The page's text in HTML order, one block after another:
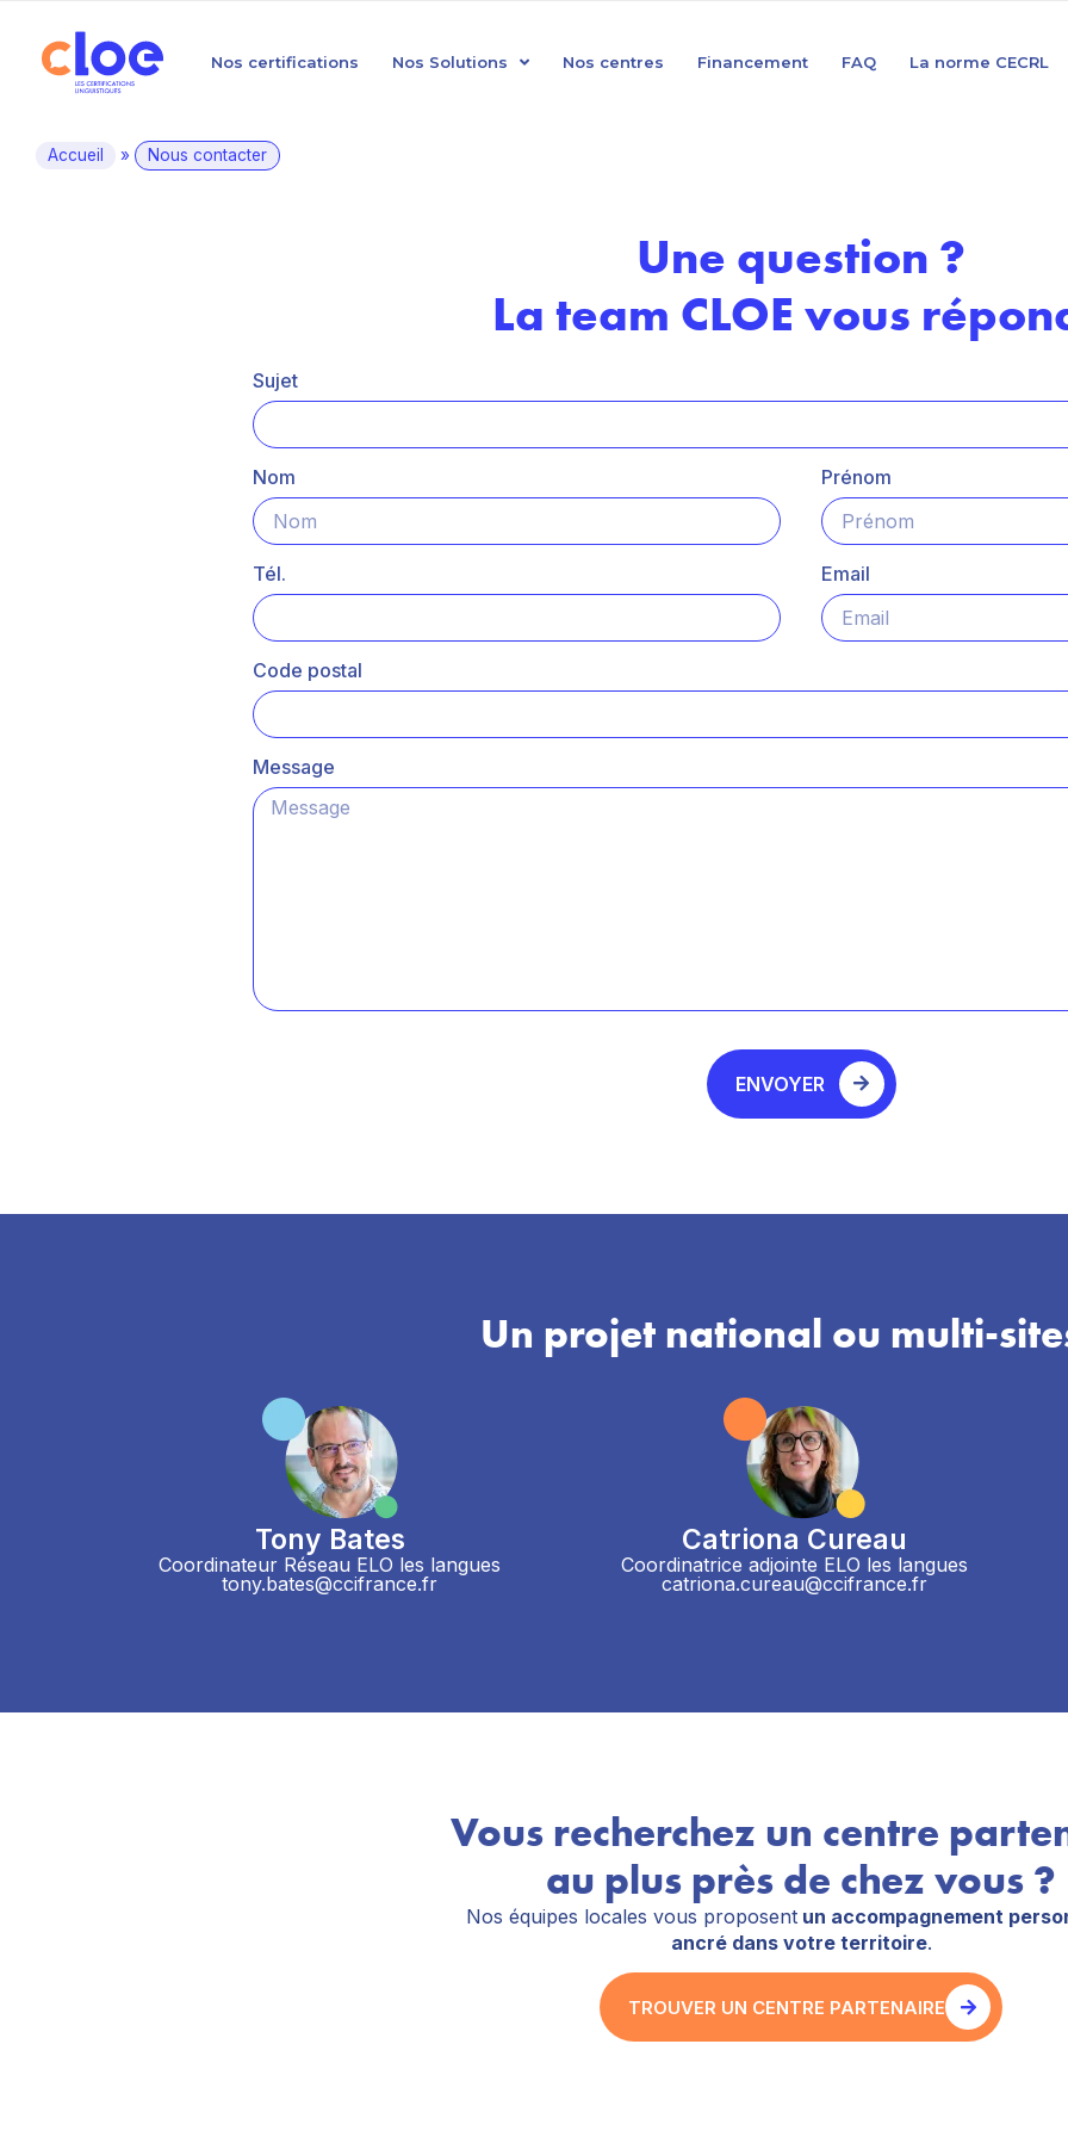
Nos certifications Nos Solutions Nos centres Financement FAQ La norme CECRL
Accueil » Nous contacter
Une question ?
La team CLOE vous
Sujet
Nom Prénom
Tél. Email
Code postal
Message
ENVOYER
Un projet national ou multi-
Tony Bates
Coordinateur Réseau ELO les langues
tony.bates@ccifrance.fr
Catriona Cureau
Coordinatrice adjointe ELO les langues
catriona.cureau@ccifrance.fr
Vous recherchez un centre
au plus près de chez vous ?
Nos équipes locales vous proposentun accompagnement
ancré dans votre territoire.
TROUVER UN CENTRE PARTENAIRE